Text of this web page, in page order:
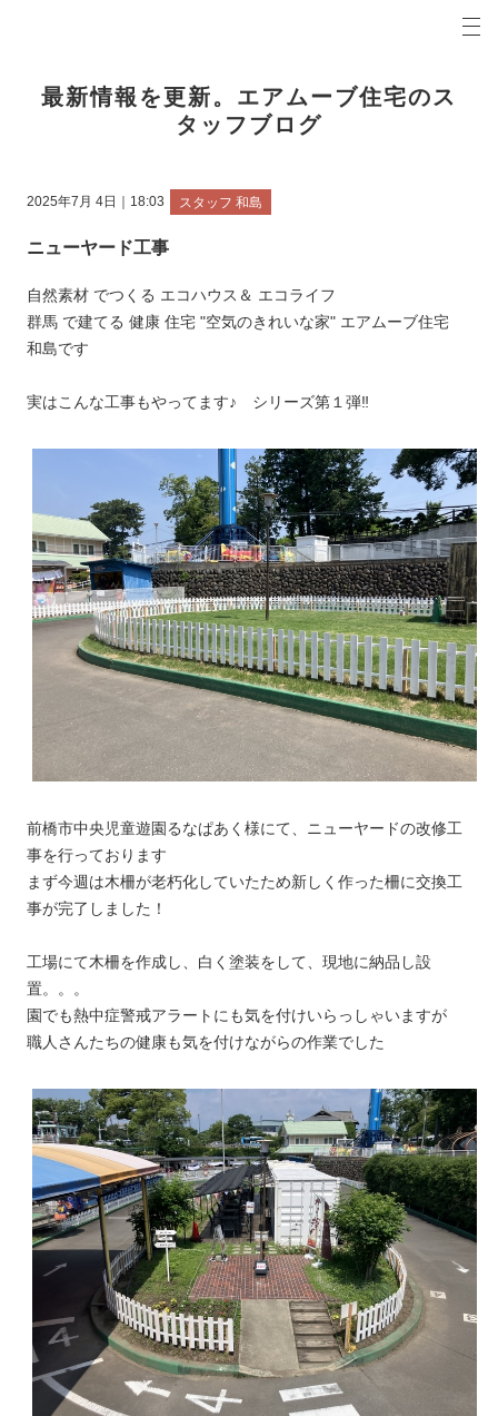
2025年7月 4日｜18:03 スタッフ 和島
ニューヤード工事
最新情報を更新。エアムーブ住宅のス
タッフブログ
自然素材 でつくる エコハウス＆ エコライフ
群馬 で建てる 健康 住宅 "空気のきれいな家" エアムーブ住宅
和島です
実はこんな工事もやってます♪ シリーズ第１弾‼
前橋市中央児童遊園るなぱあく様にて、ニューヤードの改修工
事を行っております
まず今週は木柵が老朽化していたため新しく作った柵に交換工
事が完了しました！
工場にて木柵を作成し、白く塗装をして、現地に納品し設
置。。。
園でも熱中症警戒アラートにも気を付けいらっしゃいますが
職人さんたちの健康も気を付けながらの作業でした